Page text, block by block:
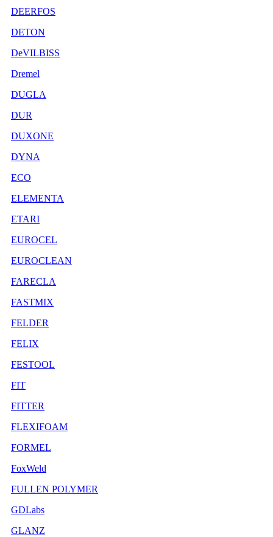
DEERFOS
DETON
DeVILBISS
Dremel
DUGLA
DUR
DUXONE
DYNA
ECO
ELEMENTA
ETARI
EUROCEL
EUROCLEAN
FARECLA
FASTMIX
FELDER
FELIX
FESTOOL
FIT
FITTER
FLEXIFOAM
FORMEL
FoxWeld
FULLEN POLYMER
GDLabs
GLANZ